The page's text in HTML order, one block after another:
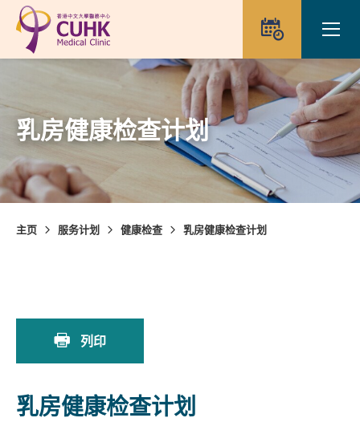
Skip to main content
预约
乳房健康检查计划
主页 服务计划 健康检查 乳房健康检查计划
列印
乳房健康检查计划